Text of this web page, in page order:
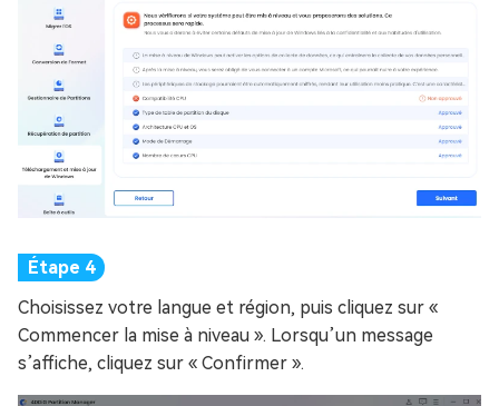
Choisissez votre langue et région, puis cliquez sur «
Commencer la mise à niveau ». Lorsqu’un message
s’affiche, cliquez sur « Confirmer ».